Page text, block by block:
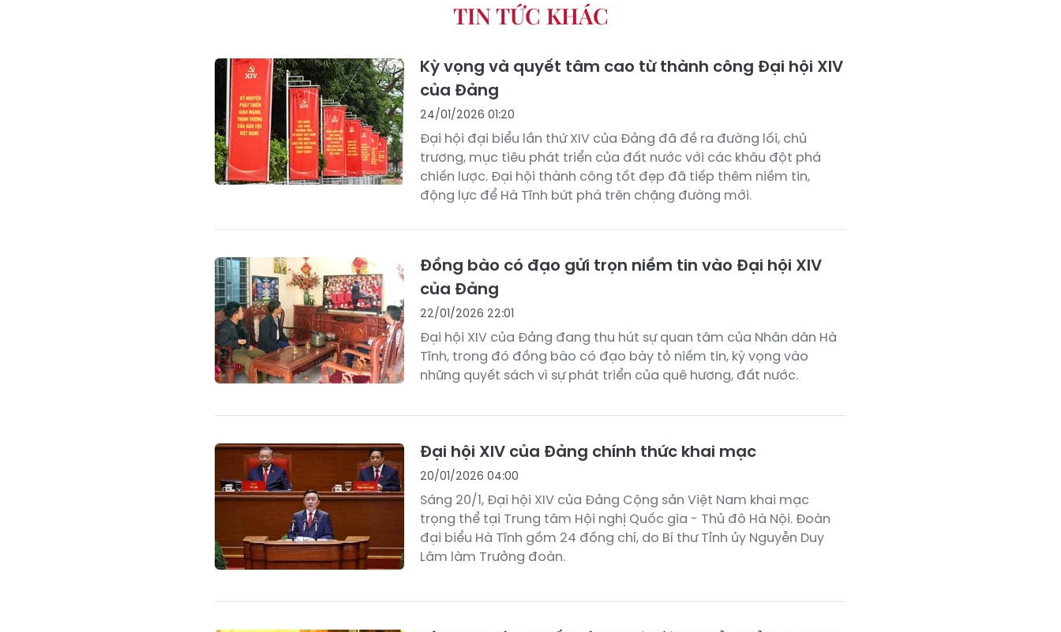
TIN TỨC KHÁC
Kỳ vọng và quyết tâm cao từ thành công Đại hội XIV
của Đảng
24/01/2026 01:20
Đại hội đại biểu lần thứ XIV của Đảng đã đề ra đường lối, chủ
trương, mục tiêu phát triển của đất nước với các khâu đột phá
chiến lược. Đại hội thành công tốt đẹp đã tiếp thêm niềm tin,
động lực để Hà Tĩnh bứt phá trên chặng đường mới.
Đồng bào có đạo gửi trọn niềm tin vào Đại hội XIV
của Đảng
22/01/2026 22:01
Đại hội XIV của Đảng đang thu hút sự quan tâm của Nhân dân Hà
Tĩnh, trong đó đồng bào có đạo bày tỏ niềm tin, kỳ vọng vào
những quyết sách vì sự phát triển của quê hương, đất nước.
Đại hội XIV của Đảng chính thức khai mạc
20/01/2026 04:00
Sáng 20/1, Đại hội XIV của Đảng Cộng sản Việt Nam khai mạc
trọng thể tại Trung tâm Hội nghị Quốc gia - Thủ đô Hà Nội. Đoàn
đại biểu Hà Tĩnh gồm 24 đồng chí, do Bí thư Tỉnh ủy Nguyễn Duy
Lâm làm Trưởng đoàn.